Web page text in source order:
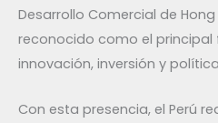
Desarrollo Comercial de Hong
reconocido como el
innovación, inversión y
Con esta presencia, el Perú